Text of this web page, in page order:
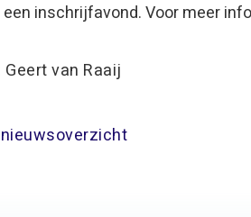
inschrijfavond. Voor meer
van Raaij